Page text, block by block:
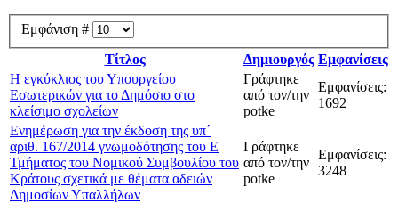
Εμφάνιση #
Τίτλος
Δημιουργός Εμφανίσεις
Η εγκύκλιος του Υπουργείου
Εσωτερικών για το Δημόσιο στο
κλείσιμο σχολείων
Γράφτηκε
από τον/την
potke
Εμφανίσεις:
1692
Ενημέρωση για την έκδοση της υπ΄
αριθ. 167/2014 γνωμοδότησης του Ε
Τμήματος του Νομικού Συμβουλίου του
Κράτους σχετικά με θέματα αδειών
Δημοσίων Υπαλλήλων
Γράφτηκε
από τον/την
potke
Εμφανίσεις:
3248